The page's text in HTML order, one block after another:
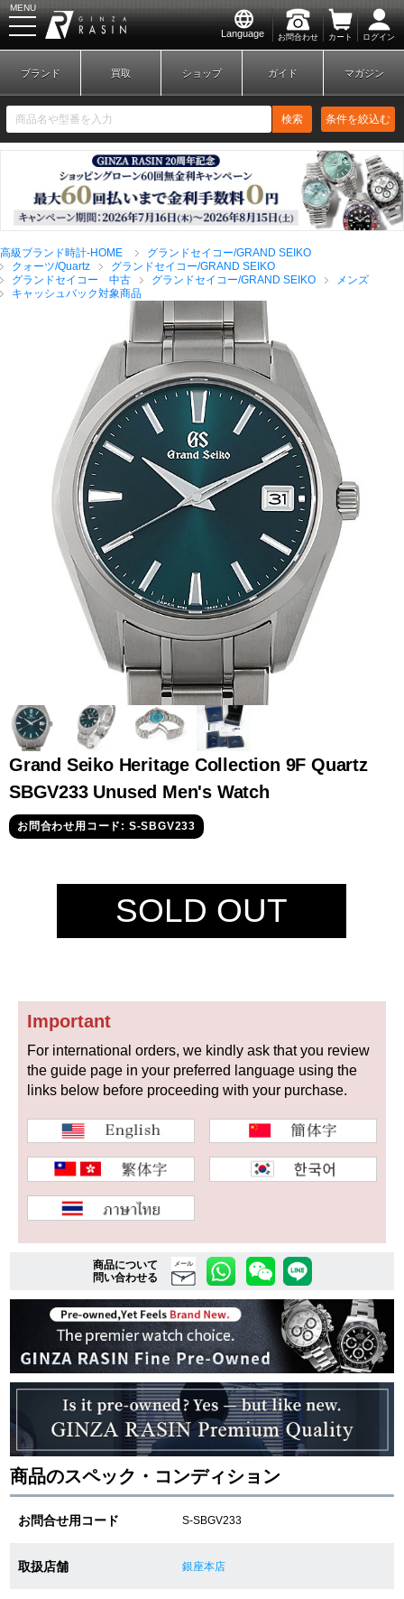
Language お問合わせ カート ログイン
MENU
新規会員登録 ログイン
ブランドから探す
全てのブランドを見
る
ロレックス
パテック
フィリップ
オーデマピゲ ウブロ カルティエ
グランド
セイコー
オメガ
コンスタンタン
商品の状態から探す
中古品 アンティーク品
WEB限定品
複数条件で商品を絞り込む
詳細検索はこちら
ご利用ガイド
GINZA RASINのプレミアムクオリティについて
送料・お支払方法
ショッピングローンの流れ
ブランド 買取 ショップ ガイド マガジン
検索 条件を絞込む
高級ブランド時計-HOME
グランドセイコー/GRAND SEIKO
クォーツ/Quartz
グランドセイコー/GRAND SEIKO
グランドセイコー 中古
グランドセイコー/GRAND SEIKO
メンズ
キャッシュバック対象商品
Grand Seiko Heritage Collection 9F Quartz
SBGV233 Unused Men's Watch
お問合わせ用コード: S-SBGV233
SOLD OUT
Important
For international orders, we kindly ask that you review
the guide page in your preferred language using the
links below before proceeding with your purchase.
商品について
問い合わせる
メール
商品のスペック・コンディション
お問合せ用コード S-SBGV233
取扱店舗 銀座本店